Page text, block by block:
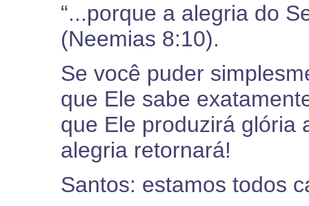
“...porque a alegria do
(Neemias 8:10).
Se você puder
que Ele sabe
que Ele produzirá glória
alegria retornará!
Santos: estamos todos